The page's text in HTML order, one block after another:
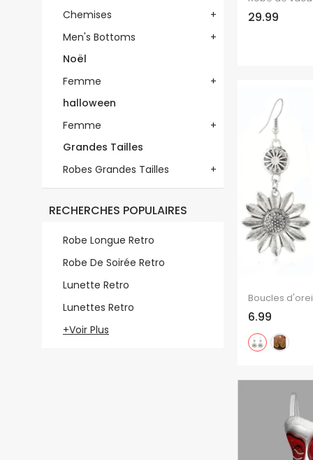
+
Chemises
+
Men's Bottoms
Noël
+
Femme
halloween
+
Femme
Grandes Tailles
+
Robes Grandes Tailles
RECHERCHES POPULAIRES
Robe Longue Retro
Robe De Soirée Retro
Lunette Retro
Lunettes Retro
+Voir Plus
29.99
6.99